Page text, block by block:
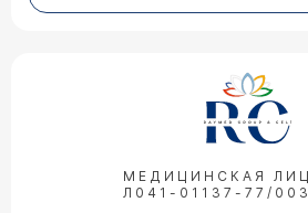
МЕДИЦИНСКАЯ
Л041-01137-77/